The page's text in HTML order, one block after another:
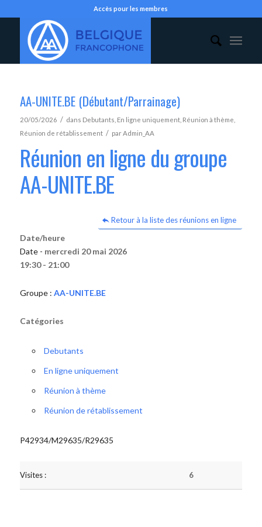
Accès pour les membres
AA-UNITE.BE (Débutant/Parrainage)
20/05/2026 / dans Debutants En ligne uniquement, Réunion à thème
Réunion de rétablissement / parAdmin_AA
Réunion en ligne du groupe
AA-UNITE.BE
Retour à la liste des réunions en ligne
Date/heure
Date - mercredi 20 mai 2026
19:30 - 21:00
Groupe : AA-UNITE.BE
Catégories
Debutants
En ligne uniquement
Réunion à thème
Réunion de rétablissement
P42934/M29635/R29635
Visites : 6